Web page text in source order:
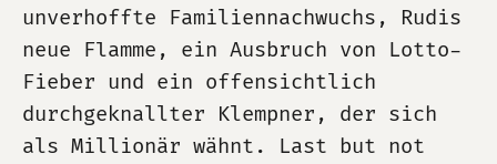
unverhoffte Familiennachwuchs, Rudis
neue Flamme, ein Ausbruch von Lotto-
Fieber und ein offensichtlich
durchgeknallter Klempner, der sich
als Millionär wähnt. Last but not